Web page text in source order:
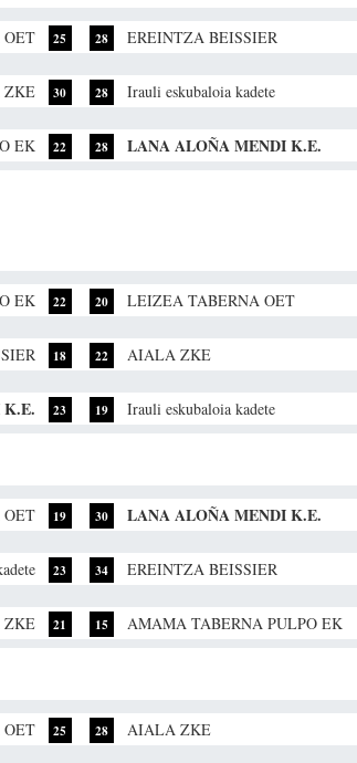
25 28 EREINTZA BEISSIER
30 28 Irauli eskubaloia kadete
EK 22 28 LANA ALOÑA MENDI K.E.
EK 22 20 LEIZEA TABERNA OET
18 22 AIALA ZKE
23 19 Irauli eskubaloia kadete
19 30 LANA ALOÑA MENDI K.E.
23 34 EREINTZA BEISSIER
21 15 AMAMA TABERNA PULPO EK
25 28 AIALA ZKE